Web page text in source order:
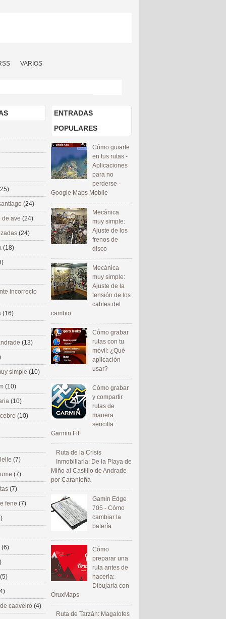
VARIOS
ENTRADAS
POPULARES
Cómo guiarte
en tus rutas -
Aplicaciones
para no
perderse -
Google Maps Mobile
Mecánica
muy simple:
Ajuste de los
frenos de
disco
Mecánica
muy simple:
Ajuste de la
tensión de los
cables del
cambio
Cómo grabar
rutas con tu
móvil: ¿Qué
aplicación
usar?
Cómo grabar
y compartir
rutas de
manera
sencilla:
Garmin Fit
Ruta de la Crisis
Inmobiliaria: De la Playa de
Miño al Castillo de Andrade
por Carantoña
Gamin Edge
705 - Cómo
cambiar la
batería
Cómo
preparar una
ruta antes de
hacerla:
Dibujarla con
OruxMaps
Ruta de Tarzán: Magalofes
(24)
de ave (24)
(24)
(18)
incorrecto
(16)
(13)
simple (10)
(10)
(10)
(10)
(7)
(7)
(7)
fene (7)
(6)
(5)
caaveiro (4)